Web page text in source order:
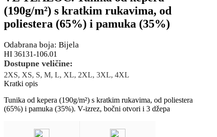
(190g/m²) s kratkim rukavima, od
poliestera (65%) i pamuka (35%)
Odabrana boja: Bijela
HI 36131-106.01
Dostupne veličine:
2XS, XS, S, M, L, XL, 2XL, 3XL, 4XL
Kratki opis
Tunika od kepera (190g/m²) s kratkim rukavima, od poliestera
(65%) i pamuka (35%). V-izrez, bočni otvori i 3 džepa